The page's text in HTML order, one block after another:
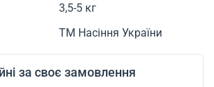
3,5-5 кг
ТМ Насіння України
за своє замовлення